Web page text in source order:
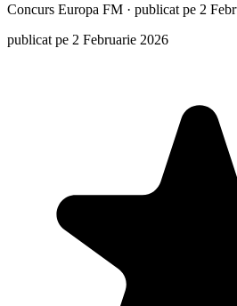
Concurs Europa FM · publicat pe 2
publicat pe 2 Februarie 2026